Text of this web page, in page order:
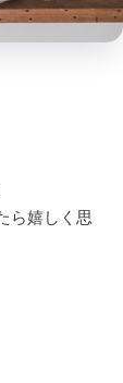
ら嬉しく思